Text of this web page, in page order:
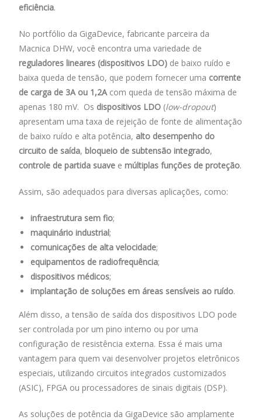
eficiência.
No portfólio da GigaDevice, fabricante parceira da
Macnica DHW, você encontra uma variedade de
reguladores lineares (dispositivos LDO) de baixo ruído e
baixa queda de tensão, que podem fornecer uma corrente
de carga de 3A ou 1,2A com queda de tensão máxima de
apenas 180 mV. Os dispositivos LDO (low-dropout)
apresentam uma taxa de rejeição de fonte de alimentação
de baixo ruído e alta potência, alto desempenho do
circuito de saída, bloqueio de subtensão integrado,
controle de partida suave e múltiplas funções de proteção.
Assim, são adequados para diversas aplicações, como:
infraestrutura sem fio;
maquinário industrial;
comunicações de alta velocidade;
equipamentos de radiofrequência;
dispositivos médicos;
implantação de soluções em áreas sensíveis ao ruído.
Além disso, a tensão de saída dos dispositivos LDO pode
ser controlada por um pino interno ou por uma
configuração de resistência externa. Essa é mais uma
vantagem para quem vai desenvolver projetos eletrônicos
especiais, utilizando circuitos integrados customizados
(ASIC), FPGA ou processadores de sinais digitais (DSP).
As soluções de potência da GigaDevice são amplamente